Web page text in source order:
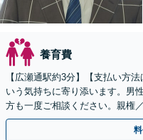
養育費
【広瀬通駅約3分】【支払い方
いう気持ちに寄り添います。男
方も一度ご相談ください。親権
60分無料】【オンライン相談可